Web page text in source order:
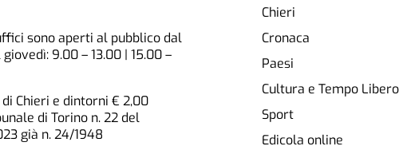
sono aperti al pubblico dal
9.00 – 13.00 | 15.00 –
Chieri e dintorni € 2,00
di Torino n. 22 del
già n. 24/1948
Chieri
Cronaca
Paesi
Cultura e Tempo Libero
Sport
Edicola online